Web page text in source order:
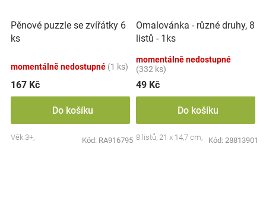
Pěnové puzzle se zvířátky 6
ks
momentálně nedostupné (1 ks)
167 Kč
Do košíku
Věk:3+, Kód: RA916795
Omalovánka - různé druhy, 8
listů - 1ks
momentálně nedostupné
(332 ks)
49 Kč
Do košíku
8 listů, 21 x 14,7 cm, Kód: 28813901